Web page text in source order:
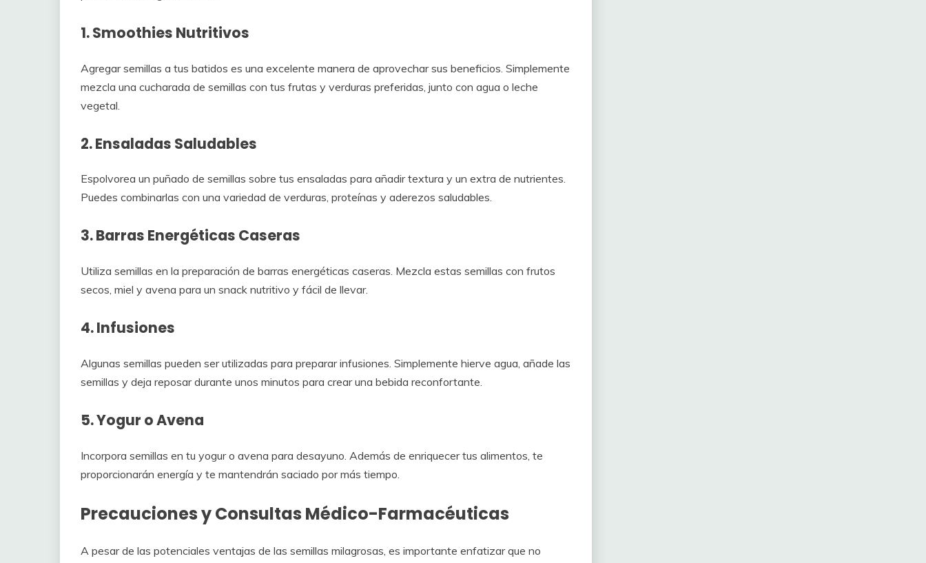
1. Smoothies Nutritivos
Agregar semillas a tus batidos es una excelente manera de aprovechar sus beneficios. Simplemente
mezcla una cucharada de semillas con tus frutas y verduras preferidas, junto con agua o leche
vegetal.
2. Ensaladas Saludables
Espolvorea un puñado de semillas sobre tus ensaladas para añadir textura y un extra de nutrientes.
Puedes combinarlas con una variedad de verduras, proteínas y aderezos saludables.
3. Barras Energéticas Caseras
Utiliza semillas en la preparación de barras energéticas caseras. Mezcla estas semillas con frutos
secos, miel y avena para un snack nutritivo y fácil de llevar.
4. Infusiones
Algunas semillas pueden ser utilizadas para preparar infusiones. Simplemente hierve agua, añade las
semillas y deja reposar durante unos minutos para crear una bebida reconfortante.
5. Yogur o Avena
Incorpora semillas en tu yogur o avena para desayuno. Además de enriquecer tus alimentos, te
proporcionarán energía y te mantendrán saciado por más tiempo.
Precauciones y Consultas Médico-Farmacéuticas
A pesar de las potenciales ventajas de las semillas milagrosas, es importante enfatizar que no